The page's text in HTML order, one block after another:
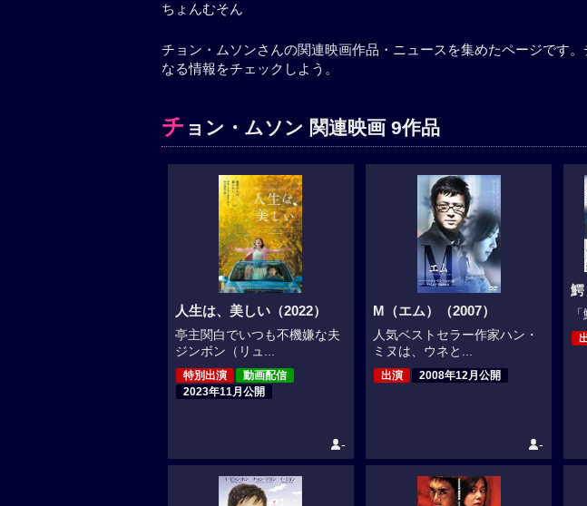
ちょんむそん
チョン・ムソンさんの関連映画作品・ニュースを集めたページです
なる情報をチェックしよう。
チ ョン・ムソン 関連映画 9作品
人生は、美しい（2022）
亭主関白でいつも不機嫌な夫
ジンボン（リュ...
特別出演
動画配信
2023年11月公開
-
M（エム）（2007）
人気ベストセラー作家ハン・
ミヌは、ウネと...
出演 2008年12月公開
-
鰐